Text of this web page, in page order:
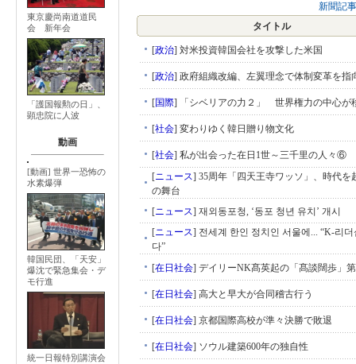
東京慶尚南道道民
会 新年会
「護国報勲の日」、
顕忠院に人波
動画
[動画] 世界一恐怖の
水素爆弾
韓国民団、「天安」
爆沈で緊急集会・デ
モ行進
統一日報特別講演会
新聞記事
タイトル
[政治] 対米投資韓国会社を攻撃した米国
[政治] 政府組織改編、左翼理念で体制変革を指
[国際] 「シベリアの力２」 世界権力の中心が
[社会] 変わりゆく韓日贈り物文化
[社会] 私が出会った在日1世～三千里の人々⑥
[ニュース] 35周年「四天王寺ワッソ」、時代を
の舞台
[ニュース] 재외동포청, ‘동포 청년 유치’ 개시
[ニュース] 전세계 한인 정치인 서울에... “K-리
다”
[在日社会] デイリーNK髙英起の「髙談闊歩」
[在日社会] 高大と早大が合同稽古行う
[在日社会] 京都国際高校が準々決勝で敗退
[在日社会] ソウル建築600年の独自性